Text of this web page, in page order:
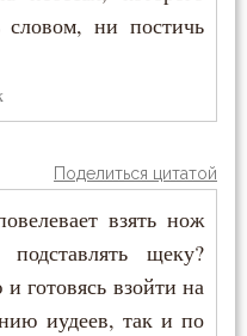
ни постичь
Поделиться цитатой
взять нож
щеку?
готовясь взойти на
иудеев, так и по